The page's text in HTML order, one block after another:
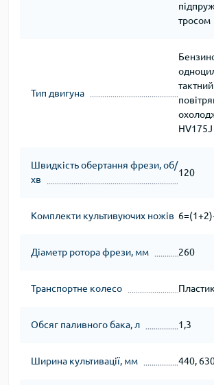
тросом
Тип двигуна
тактний
HV175J
Швидкість обертання фрези, об/
хв
120
Комплекти культивуючих ножів
Діаметр ротора фрези, мм 260
Транспортне колесо Пластик
Обсяг паливного бака, л 1,3
Ширина культивації, мм 440,